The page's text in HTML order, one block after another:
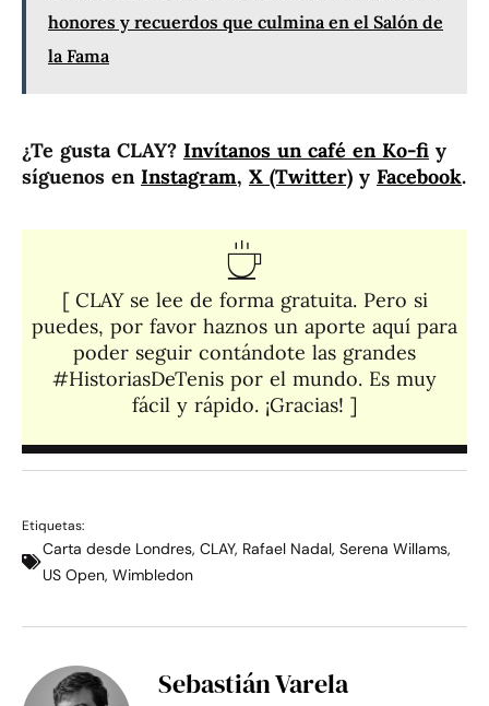
honores y recuerdos que culmina en el Salón de
la Fama
¿Te gusta CLAY? Invítanos un café en Ko-fi y
síguenos en Instagram, X (Twitter) y Facebook.
[ CLAY se lee de forma gratuita. Pero si
puedes, por favor haznos un aporte aquí para
poder seguir contándote las grandes
#HistoriasDeTenis por el mundo. Es muy
fácil y rápido. ¡Gracias! ]​
Etiquetas:
Carta desde Londres, CLAY, Rafael Nadal, Serena Willams,
US Open, Wimbledon
Sebastián Varela